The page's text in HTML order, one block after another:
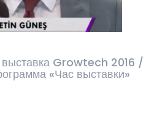
выставка Growtech 2016 /
«Час выставки»